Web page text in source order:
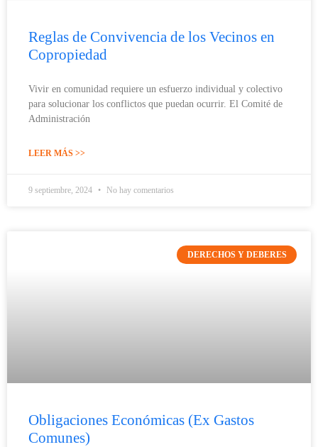
Reglas de Convivencia de los Vecinos en
Copropiedad
Vivir en comunidad requiere un esfuerzo individual y colectivo
para solucionar los conflictos que puedan ocurrir. El Comité de
Administración
LEER MÁS >>
9 septiembre, 2024 No hay comentarios
DERECHOS Y DEBERES
Obligaciones Económicas (Ex Gastos
Comunes)